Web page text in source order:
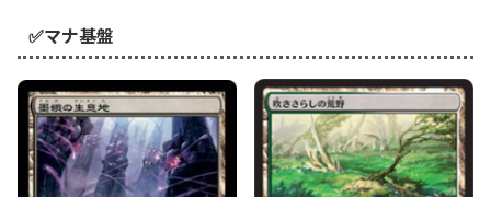
✅マナ基盤